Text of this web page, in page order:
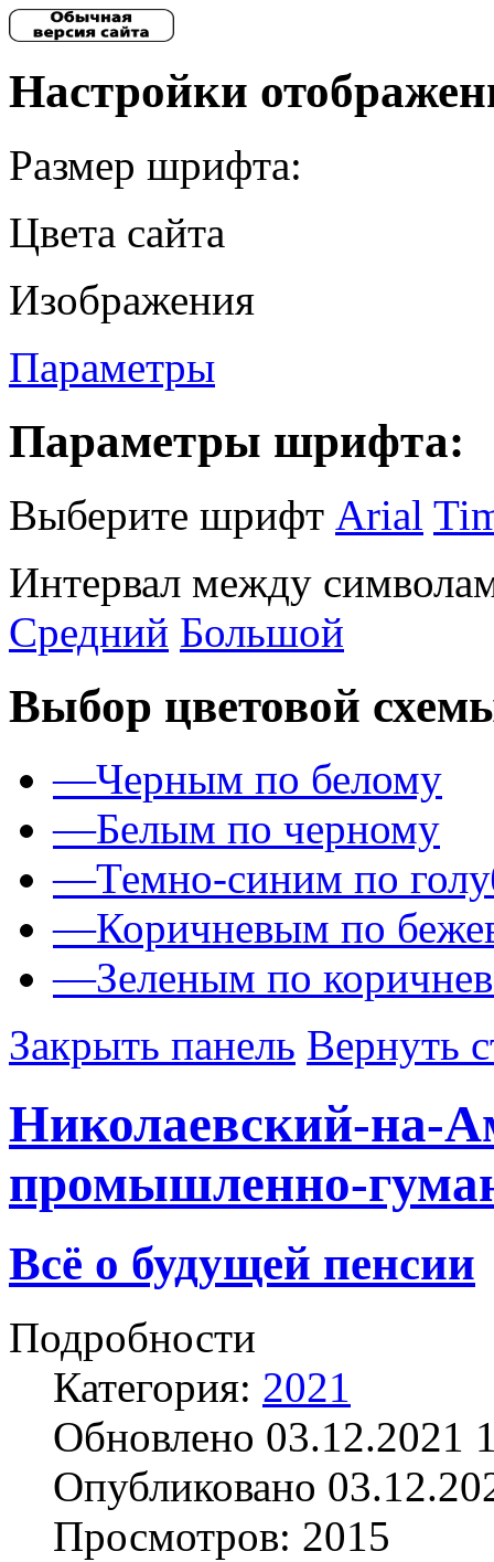
Настройки
Размер шрифта:
Цвета сайта
Изображения
Параметры
Параметры шрифта:
Выберите шрифт Arial
Интервал между
Средний Большой
Выбор цветовой
—Черным по белому
—Белым по черному
—Темно-синим по
—Коричневым по
—Зеленым по
Закрыть панель Вернуть
Николаевский-на-
промышленно-
Всё о будущей пенсии
Подробности
Категория: 2021
Обновлено 03.12.2021
Опубликовано
Просмотров: 2015